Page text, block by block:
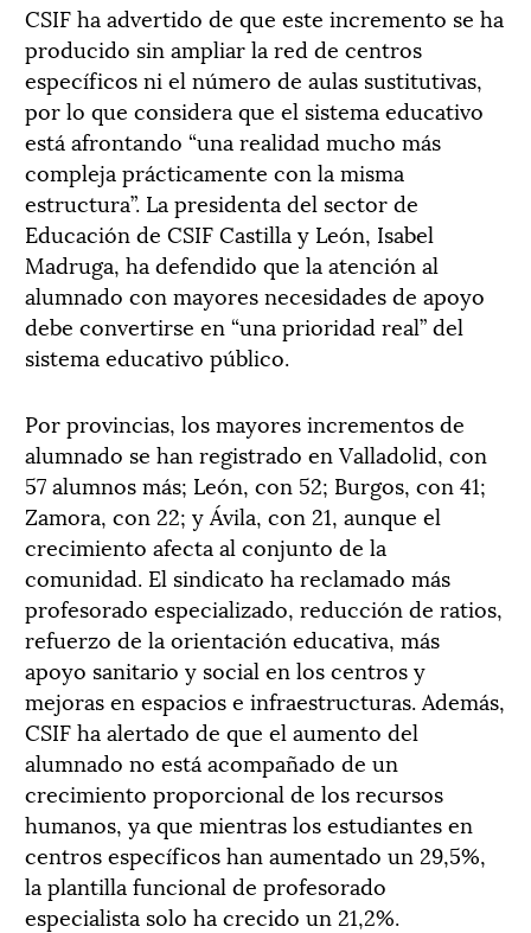
CSIF ha advertido de que este incremento se ha
producido sin ampliar la red de centros
específicos ni el número de aulas sustitutivas,
por lo que considera que el sistema educativo
está afrontando “una realidad mucho más
compleja prácticamente con la misma
estructura”. La presidenta del sector de
Educación de CSIF Castilla y León, Isabel
Madruga, ha defendido que la atención al
alumnado con mayores necesidades de apoyo
debe convertirse en “una prioridad real” del
sistema educativo público.
Por provincias, los mayores incrementos de
alumnado se han registrado en Valladolid, con
57 alumnos más; León, con 52; Burgos, con 41;
Zamora, con 22; y Ávila, con 21, aunque el
crecimiento afecta al conjunto de la
comunidad. El sindicato ha reclamado más
profesorado especializado, reducción de ratios,
refuerzo de la orientación educativa, más
apoyo sanitario y social en los centros y
mejoras en espacios e infraestructuras. Además,
CSIF ha alertado de que el aumento del
alumnado no está acompañado de un
crecimiento proporcional de los recursos
humanos, ya que mientras los estudiantes en
centros específicos han aumentado un 29,5%,
la plantilla funcional de profesorado
especialista solo ha crecido un 21,2%.